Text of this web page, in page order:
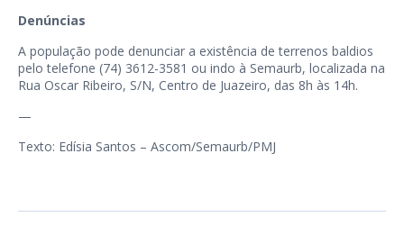
Denúncias
A população pode denunciar a existência de terrenos baldios
pelo telefone (74) 3612-3581 ou indo à Semaurb, localizada na
Rua Oscar Ribeiro, S/N, Centro de Juazeiro, das 8h às 14h.
—
Texto: Edísia Santos – Ascom/Semaurb/PMJ